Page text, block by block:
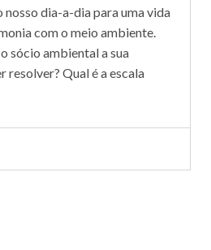
nosso dia-a-dia para uma vida
com o meio ambiente.
sócio ambiental a sua
resolver? Qual é a escala